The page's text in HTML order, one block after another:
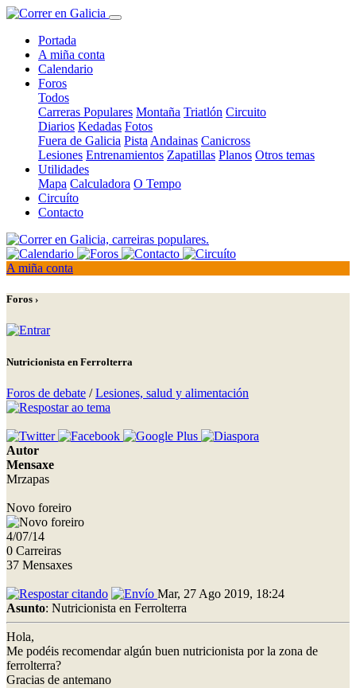
Portada
A miña conta
Calendario
Foros
Todos
Carreras Populares Montaña Triatlón Circuito
Diarios Kedadas Fotos
Fuera de Galicia Pista Andainas Canicross
Lesiones Entrenamientos Zapatillas Planos Otros temas
Utilidades
Mapa Calculadora O Tempo
Circuíto
Contacto
A miña conta
Foros ›
Nutricionista en Ferrolterra
Foros de debate /Lesiones, salud y alimentación
Autor
Mensaxe
Mrzapas
Novo foreiro
4/07/14
0 Carreiras
37 Mensaxes
Mar, 27 Ago 2019, 18:24
Asunto: Nutricionista en Ferrolterra
Hola,
Me podéis recomendar algún buen nutricionista por la zona de
ferrolterra?
Gracias de antemano